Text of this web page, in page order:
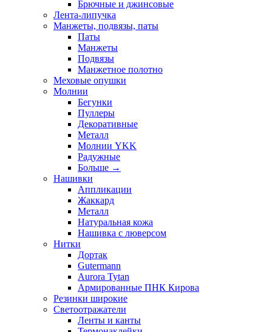
Брючные и джинсовые
Лента-липучка
Манжеты, подвязы, паты
Паты
Манжеты
Подвязы
Манжетное полотно
Меховые опушки
Молнии
Бегунки
Пуллеры
Декоративные
Металл
Молнии YKK
Радужные
Больше →
Нашивки
Аппликации
Жаккард
Металл
Натуральная кожа
Нашивка с люверсом
Нитки
Дортак
Gutermann
Aurora Tytan
Армированные ПНК Кирова
Резинки широкие
Светоотражатели
Ленты и канты